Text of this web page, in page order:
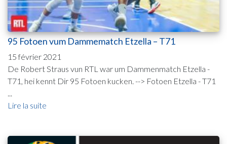
95 Fotoen vum Dammematch Etzella – T71
15 février 2021
De Robert Straus vun RTL war um Dammenmatch Etzella -
T71, hei kennt Dir 95 Fotoen kucken. --> Fotoen Etzella - T71
...
Lire la suite